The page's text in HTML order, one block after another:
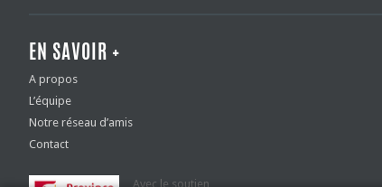
EN SAVOIR +
A propos
L’équipe
Notre réseau d’amis
Contact
Avec le soutien